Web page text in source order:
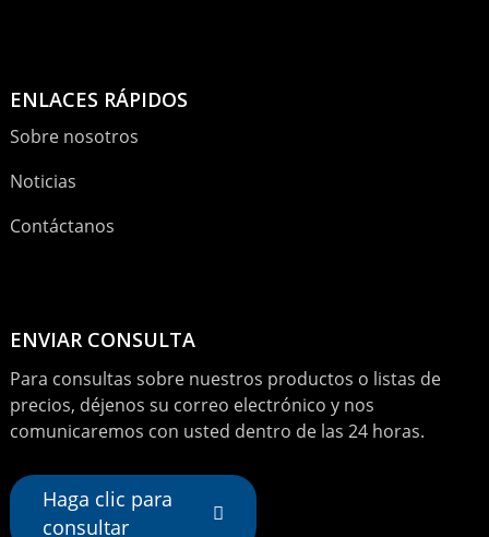
ENLACES RÁPIDOS
Sobre nosotros
Noticias
Contáctanos
ENVIAR CONSULTA
Para consultas sobre nuestros productos o listas de
precios, déjenos su correo electrónico y nos
comunicaremos con usted dentro de las 24 horas.
Haga clic para
consultar